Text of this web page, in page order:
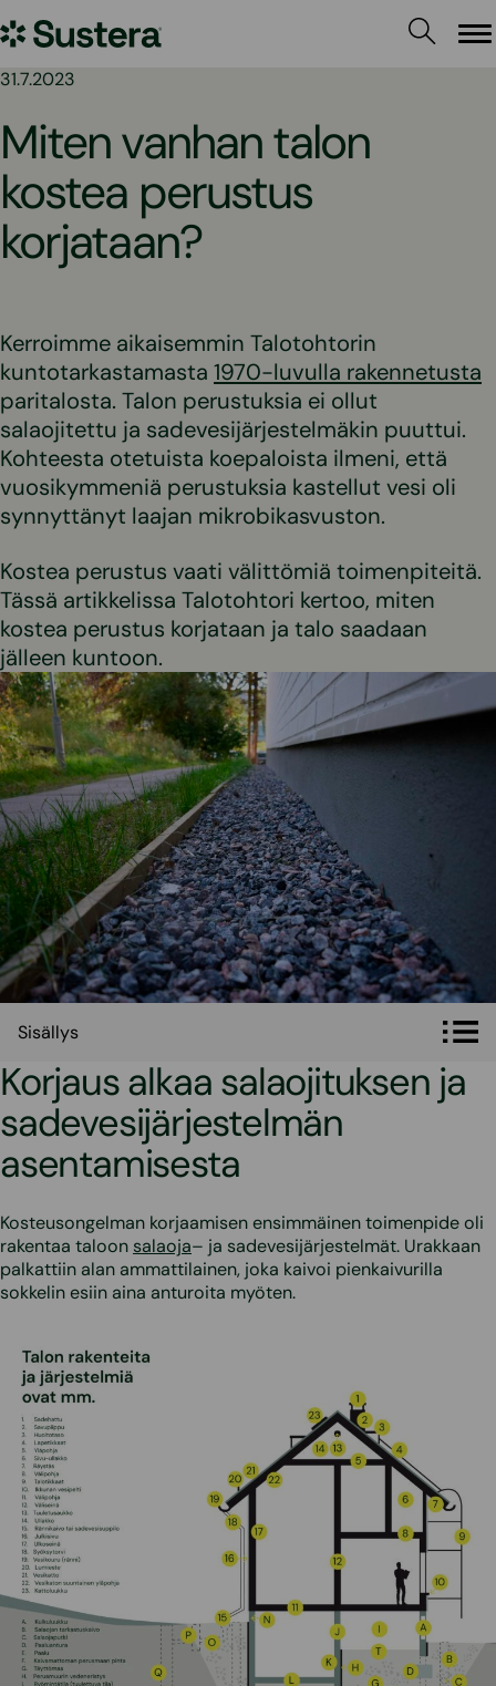
sisältöön
Sustera
31.7.2023
Miten vanhan talon
kostea perustus
korjataan?
Kerroimme aikaisemmin Talotohtorin
kuntotarkastamasta 1970-luvulla rakennetusta
paritalosta. Talon perustuksia ei ollut
salaojitettu ja sadevesijärjestelmäkin puuttui.
Kohteesta otetuista koepaloista ilmeni, että
vuosikymmeniä perustuksia kastellut vesi oli
synnyttänyt laajan mikrobikasvuston.
Kostea perustus vaati välittömiä toimenpiteitä.
Tässä artikkelissa Talotohtori kertoo, miten
kostea perustus korjataan ja talo saadaan
jälleen kuntoon.
Sisällys
Korjaus alkaa salaojituksen ja
sadevesijärjestelmän
asentamisesta
Kosteusongelman korjaamisen ensimmäinen toimenpide oli
rakentaa taloon salaoja– ja sadevesijärjestelmät. Urakkaan
palkattiin alan ammattilainen, joka kaivoi pienkaivurilla
sokkelin esiin aina anturoita myöten.